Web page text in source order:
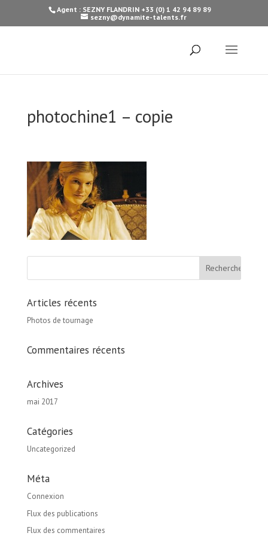
Agent : SEZNY FLANDRIN +33 (0) 1 42 94 89 89
sezny@dynamite-talents.fr
photochine1 – copie
Articles récents
Photos de tournage
Commentaires récents
Archives
mai 2017
Catégories
Uncategorized
Méta
Connexion
Flux des publications
Flux des commentaires